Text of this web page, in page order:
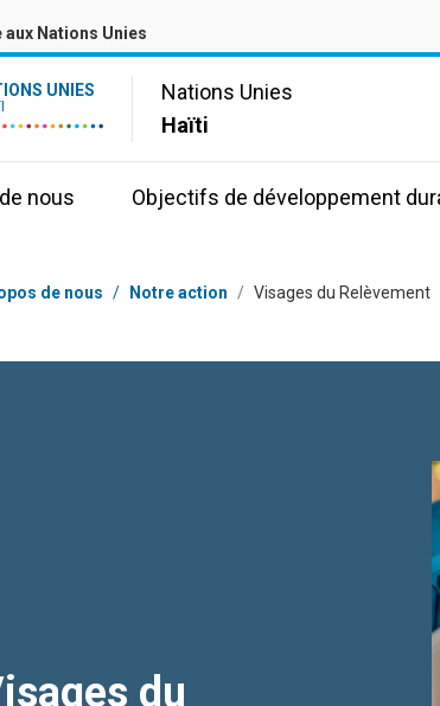
aux Nations Unies
UNIES
Nations Unies
Haïti
nous Objectifs de développement
de nous / Notre action / Visages du Relèvement
du